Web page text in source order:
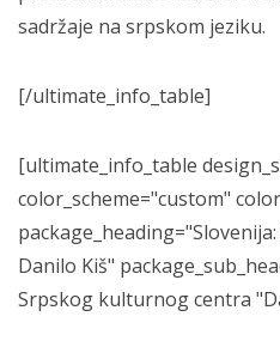
sadržaje na srpskom jeziku.
[/ultimate_info_table]
[ultimate_info_table
color_scheme="custom"
Danilo Kiš"
Srpskog kulturnog centra